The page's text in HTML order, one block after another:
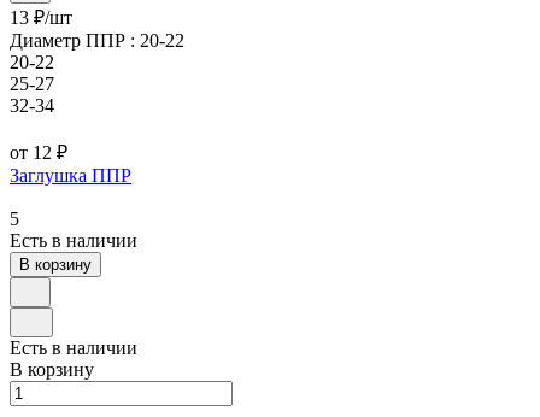
13 ₽/шт
Диаметр ППР : 20-22
20-22
25-27
32-34
от 12 ₽
Заглушка ППР
5
Есть в наличии
В корзину
Есть в наличии
В корзину